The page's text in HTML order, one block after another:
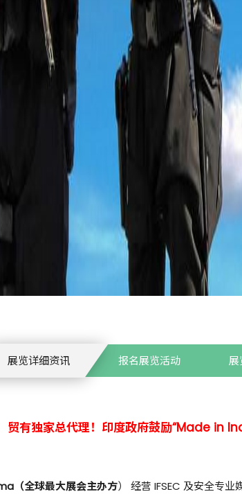
展览详细资讯 报名展览活动 展
有独家总代理！印度政府鼓励“Made in
（全球最大展会主办方） 经营 IFSEC 及安全专